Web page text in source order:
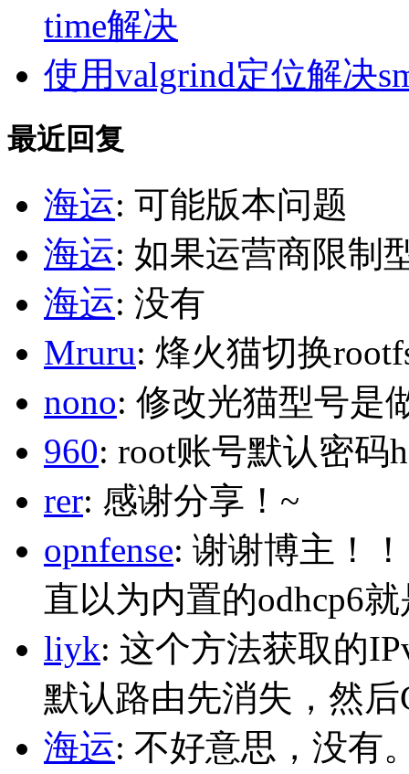
time解决
使用valgrind定位解决
最近回复
海运: 可能版本问题
海运: 如果运营商限制
海运: 没有
Mruru: 烽火猫切换
nono: 修改光猫型号是
960: root账号默认密码
rer: 感谢分享！~
opnfense: 谢谢博主！
直以为内置的odhcp6
liyk: 这个方法获取的
默认路由先消失，然
海运: 不好意思，没有